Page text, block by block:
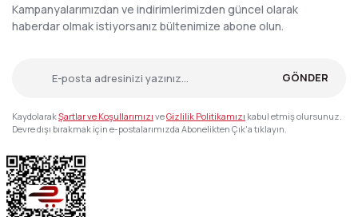
Kampanyalarımızdan ve indirimlerimizden güncel olarak
haberdar olmak istiyorsanız bültenimize abone olun.
GÖNDER
KaydolarakŞartlar ve Koşullarımızı veGizlilik Politikamızı kabul etmiş olursunuz.
Devre dışı bırakmak için e-postalarımızda Abonelikten Çık'a tıklayın.